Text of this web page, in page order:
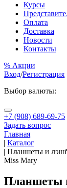
Курсы
Оплата
Доставка
Новости
Контакты
% Акции
Вход/Регистрация
Выбор валюты:
+7 (908) 689-69-75
Задать вопрос
Главная
| Каталог
| Планшеты и
Miss Mary
Планшеты